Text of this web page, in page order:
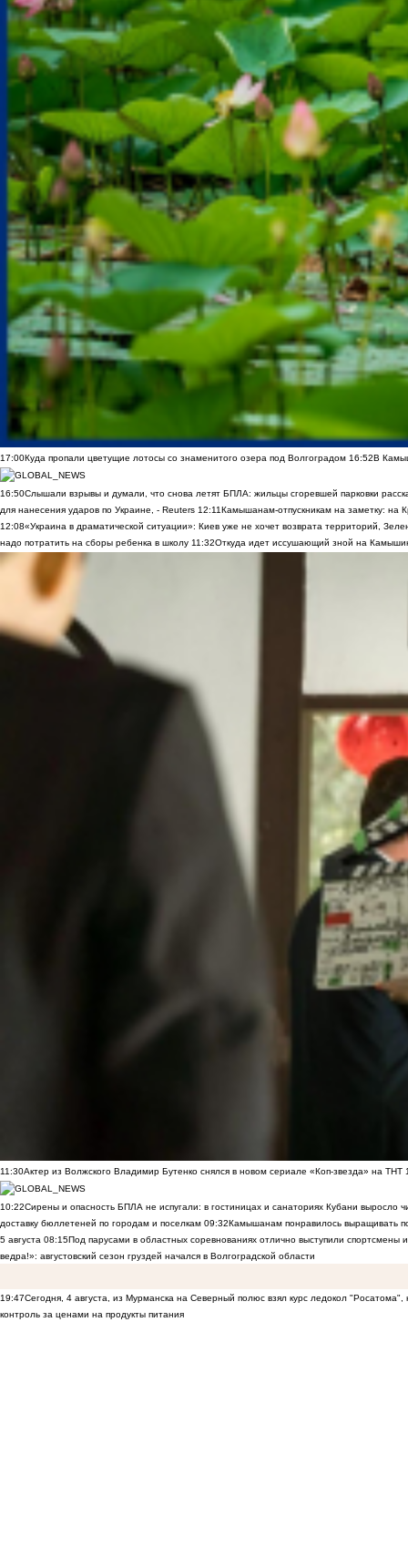
17:00Куда пропали цветущие лотосы со знаменитого озера под Волгоградом 16:52В
16:50Слышали взрывы и думали, что снова летят БПЛА: жильцы сгоревшей парковки
для нанесения ударов по Украине, - Reuters 12:11Камышанам-отпускникам на заметку: на
12:08«Украина в драматической ситуации»: Киев уже не хочет возврата территорий,
надо потратить на сборы ребенка в школу 11:32Откуда идет иссушающий зной на
11:30Актер из Волжского Владимир Бутенко снялся в новом сериале «Коп-звезда» на ТНТ
10:22Сирены и опасность БПЛА не испугали: в гостиницах и санаториях Кубани выросло
доставку бюллетеней по городам и поселкам 09:32Камышанам понравилось выращивать
5 августа 08:15Под парусами в областных соревнованиях отлично выступили спортсмены
ведра!»: августовский сезон груздей начался в Волгоградской области
19:47Сегодня, 4 августа, из Мурманска на Северный полюс взял курс ледокол
контроль за ценами на продукты питания